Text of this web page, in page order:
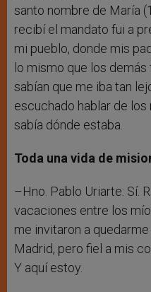
santo nombre de María
recibí el mandato fui a
mi pueblo, donde mis
lo mismo que los
sabían que me iba tan
escuchado hablar de los
sabía dónde estaba.
Toda una vida de
–Hno. Pablo Uriarte: Sí.
vacaciones entre los
me invitaron a
Madrid, pero fiel a mis
Y aquí estoy.